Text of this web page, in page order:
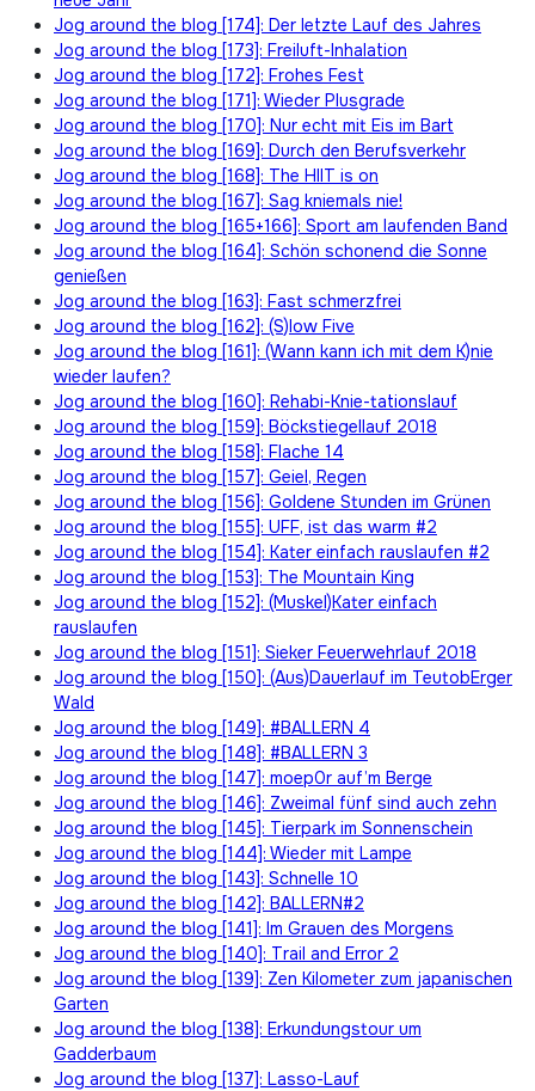
Jog around the blog [174]: Der letzte Lauf des Jahres
Jog around the blog [173]: Freiluft-Inhalation
Jog around the blog [172]: Frohes Fest
Jog around the blog [171]: Wieder Plusgrade
Jog around the blog [170]: Nur echt mit Eis im Bart
Jog around the blog [169]: Durch den Berufsverkehr
Jog around the blog [168]: The HIIT is on
Jog around the blog [167]: Sag kniemals nie!
Jog around the blog [165+166]: Sport am laufenden Band
Jog around the blog [164]: Schön schonend die Sonne
genießen
Jog around the blog [163]: Fast schmerzfrei
Jog around the blog [162]: (S)low Five
Jog around the blog [161]: (Wann kann ich mit dem K)nie
wieder laufen?
Jog around the blog [160]: Rehabi-Knie-tationslauf
Jog around the blog [159]: Böckstiegellauf 2018
Jog around the blog [158]: Flache 14
Jog around the blog [157]: Geiel, Regen
Jog around the blog [156]: Goldene Stunden im Grünen
Jog around the blog [155]: UFF, ist das warm #2
Jog around the blog [154]: Kater einfach rauslaufen #2
Jog around the blog [153]: The Mountain King
Jog around the blog [152]: (Muskel)Kater einfach
rauslaufen
Jog around the blog [151]: Sieker Feuerwehrlauf 2018
Jog around the blog [150]: (Aus)Dauerlauf im TeutobErger
Wald
Jog around the blog [149]: #BALLERN 4
Jog around the blog [148]: #BALLERN 3
Jog around the blog [147]: moep0r auf’m Berge
Jog around the blog [146]: Zweimal fünf sind auch zehn
Jog around the blog [145]: Tierpark im Sonnenschein
Jog around the blog [144]: Wieder mit Lampe
Jog around the blog [143]: Schnelle 10
Jog around the blog [142]: BALLERN#2
Jog around the blog [141]: Im Grauen des Morgens
Jog around the blog [140]: Trail and Error 2
Jog around the blog [139]: Zen Kilometer zum japanischen
Garten
Jog around the blog [138]: Erkundungstour um
Gadderbaum
Jog around the blog [137]: Lasso-Lauf